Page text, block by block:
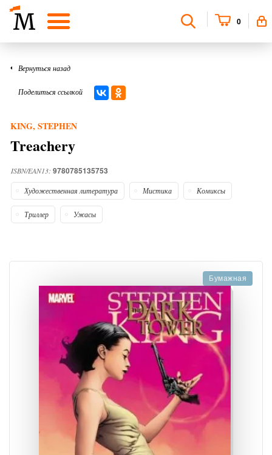
0
Вернуться назад
Поделиться ссылкой
KING, STEPHEN
Treachery
ISBN/EAN13: 9780785135753
Художественная литература Мистика Комиксы
Триллер Ужасы
Бумажная